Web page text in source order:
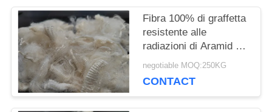
POLICY
Fibra 100% di graffetta
resistente alle
radiazioni di Aramid 2D
51MM
negotiable MOQ:250KG
CONTACT